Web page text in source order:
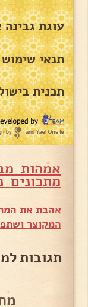
עוגת גבינה
תנאי
תכנית
אמהות
מתכונים
אהבת את
המקוצר
תגובות